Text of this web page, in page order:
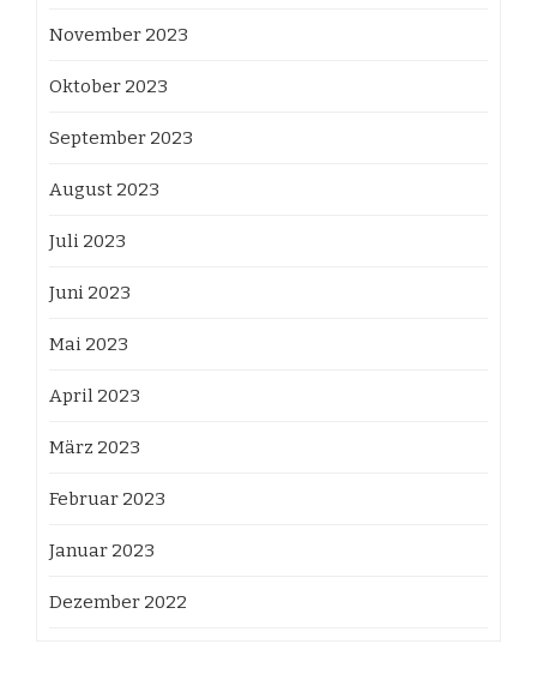
November 2023
Oktober 2023
September 2023
August 2023
Juli 2023
Juni 2023
Mai 2023
April 2023
März 2023
Februar 2023
Januar 2023
Dezember 2022